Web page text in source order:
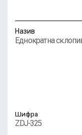
Назив
Еднократна
Шифра
ZDJ-325